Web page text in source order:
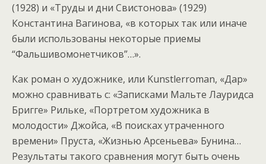
(1928) и «Труды и дни Свистонова» (1929)
Константина Вагинова, «в которых так или иначе
были использованы некоторые приемы
“Фальшивомонетчиков”…».
Как роман о художнике, или Kunstlerroman, «Дар»
можно сравнивать с: «Записками Мальте Лауридса
Бригге» Рильке, «Портретом художника в
молодости» Джойса, «В поисках утраченного
времени» Пруста, «Жизнью Арсеньева» Бунина…
Результаты такого сравнения могут быть очень